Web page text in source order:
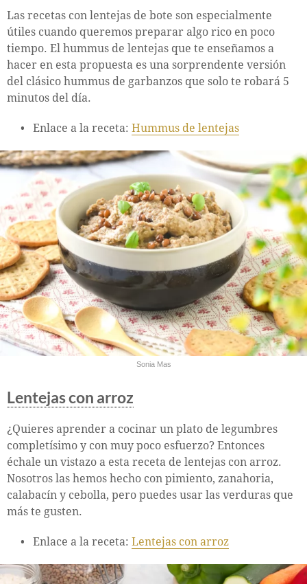
Las recetas con lentejas de bote son especialmente
útiles cuando queremos preparar algo rico en poco
tiempo. El hummus de lentejas que te enseñamos a
hacer en esta propuesta es una sorprendente versión
del clásico hummus de garbanzos que solo te robará 5
minutos del día.
Enlace a la receta: Hummus de lentejas
Sonia Mas
Lentejas con arroz
¿Quieres aprender a cocinar un plato de legumbres
completísimo y con muy poco esfuerzo? Entonces
échale un vistazo a esta receta de lentejas con arroz.
Nosotros las hemos hecho con pimiento, zanahoria,
calabacín y cebolla, pero puedes usar las verduras que
más te gusten.
Enlace a la receta: Lentejas con arroz